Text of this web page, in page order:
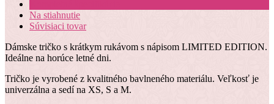
Na stiahnutie
Súvisiaci tovar
Dámske tričko s krátkym rukávom s nápisom LIMITED EDITION.
Ideálne na horúce letné dni.
Tričko je vyrobené z kvalitného bavlneného materiálu. Veľkosť je
univerzálna a sedí na XS, S a M.